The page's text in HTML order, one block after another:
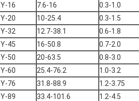
16 7.6-16 0.3-1.0
20
10-25.4 0.3-1.5
32
12.7-38.1 0.6-1.8
45
16-50.8 0.7-2.0
50
20-63.5 0.8-3.0
60
25.4-76.2 1.0-3.2
76
31.8-88.9 1.2-3.75
89
33.4-101.6 1.2-4.5